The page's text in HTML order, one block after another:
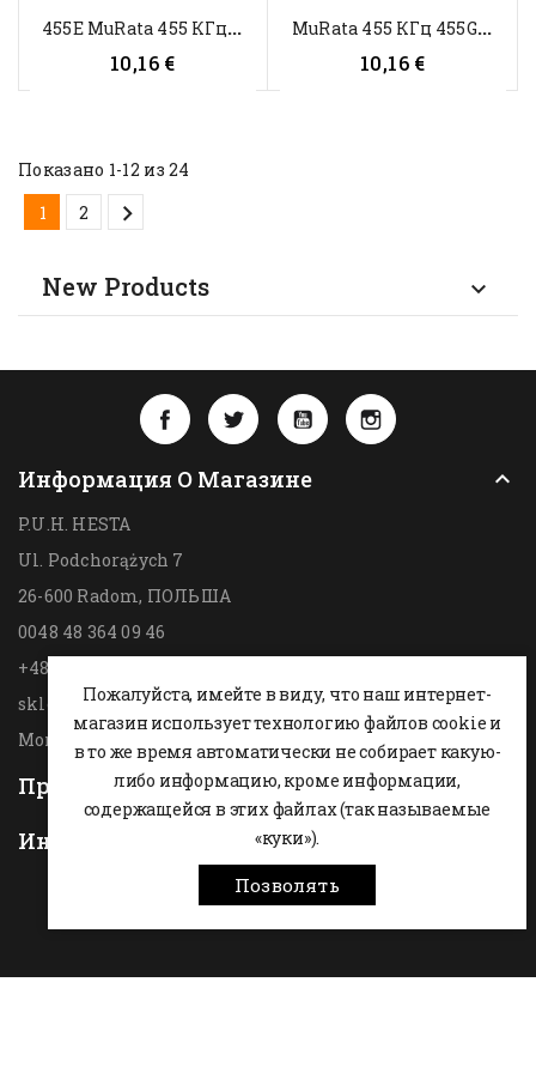
4
55E MuRata 455 КГц Керамический...
10,16 €
M
URata 455 КГц 455G Керамический...
10,16 €
Показано 1-12 из 24
1
2 
New Products 
FacebookTwitterYouTubeInstagram
Информация О Магазине 
P.U.H. HESTA
Ul. Podchorążych 7
26-600 Radom, ПОЛЬША
0048 48 364 09 46
+48 537-970-390
sklep@hesta.pl
Mon-Fri: 9-18; Sat: 9-14
Продукты
Информация
Пожалуйста, имейте в виду, что наш интернет-
магазин использует технологию файлов cookie и
в то же время автоматически не собирает какую-
либо информацию, кроме информации,
содержащейся в этих файлах (так называемые
«куки»).
Позволять